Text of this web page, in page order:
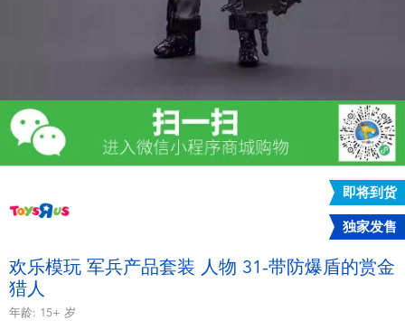
游戏及拼图系列
益智学习玩具
户外及运动产品
派对用品
模仿，化妆及造型系列
毛绒公仔玩具
即将到货
独家发售
欢乐模玩 军兵产品套装 人物 31-带防爆盾的赏金
猎人
年龄: 15+ 岁